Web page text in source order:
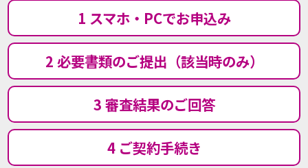
1 スマホ・PCでお申込み
2 必要書類のご提出（該当時のみ）
3 審査結果のご回答
4 ご契約手続き